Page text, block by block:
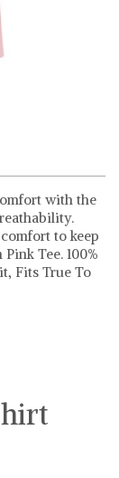
with the
to keep
Tee. 100%
Fits True To